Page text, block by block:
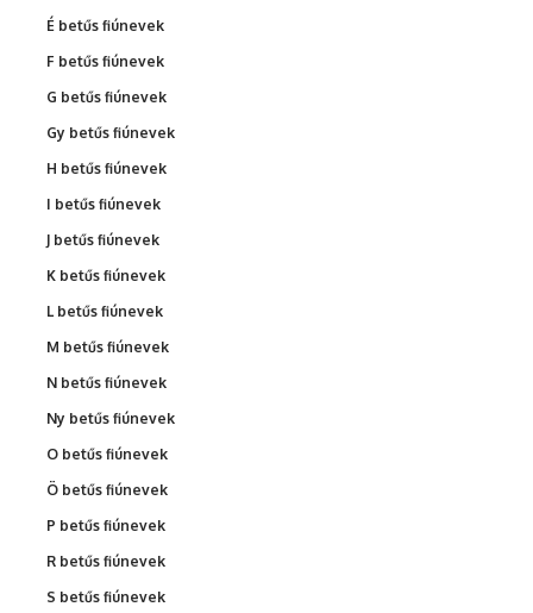
É betűs fiúnevek
F betűs fiúnevek
G betűs fiúnevek
Gy betűs fiúnevek
H betűs fiúnevek
I betűs fiúnevek
J betűs fiúnevek
K betűs fiúnevek
L betűs fiúnevek
M betűs fiúnevek
N betűs fiúnevek
Ny betűs fiúnevek
O betűs fiúnevek
Ö betűs fiúnevek
P betűs fiúnevek
R betűs fiúnevek
S betűs fiúnevek